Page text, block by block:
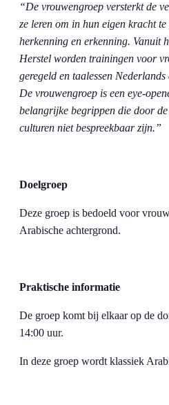
“De vrouwengroep versterkt de
ze leren om in hun eigen kracht
herkenning en erkenning. Vanuit
Herstel worden trainingen voor
geregeld en taalessen Nederlands
De vrouwengroep is een eye-
belangrijke begrippen die door
culturen niet bespreekbaar zijn.”
Doelgroep
Deze groep is bedoeld voor
Arabische achtergrond.
Praktische informatie
De groep komt bij elkaar op de
14:00 uur.
In deze groep wordt klassiek